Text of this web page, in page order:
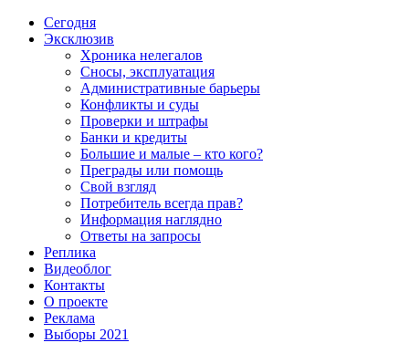
Сегодня
Эксклюзив
Хроника нелегалов
Сносы, эксплуатация
Административные барьеры
Конфликты и суды
Проверки и штрафы
Банки и кредиты
Большие и малые – кто кого?
Преграды или помощь
Свой взгляд
Потребитель всегда прав?
Информация наглядно
Ответы на запросы
Реплика
Видеоблог
Контакты
О проекте
Реклама
Выборы 2021